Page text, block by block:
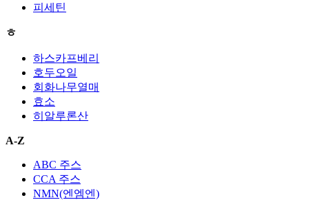
피세틴
ㅎ
하스카프베리
호두오일
회화나무열매
효소
히알루론산
A-Z
ABC 주스
CCA 주스
NMN(엔엠엔)